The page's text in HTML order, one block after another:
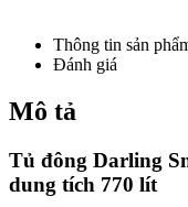
Thông tin sản
Đánh giá
Mô tả
Tủ đông Darling
dung tích 770 lít